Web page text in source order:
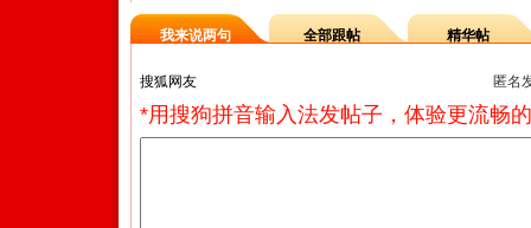
我来说两句 全部跟帖 精华帖
匿名
*用搜狗拼音输入法发帖子，体验更流畅